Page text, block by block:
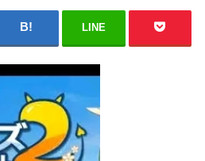
LINE